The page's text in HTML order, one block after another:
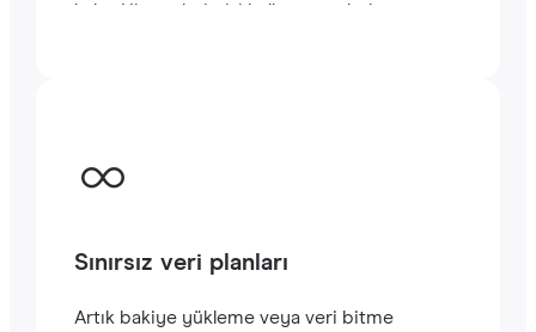
kalın. Hizmetlerimizi kullanmaya kolayca
Sınırsız veri planları
Artık bakiye yükleme veya veri bitme